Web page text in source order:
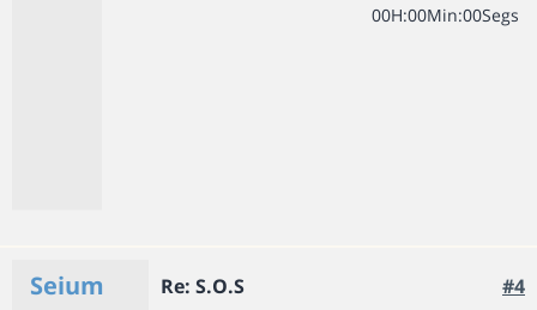
00H:00Min:00Segs
Seium Re: S.O.S #4